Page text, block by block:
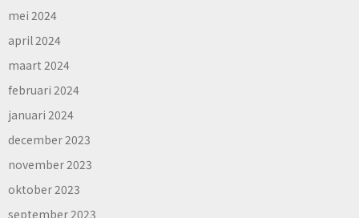
mei 2024
april 2024
maart 2024
februari 2024
januari 2024
december 2023
november 2023
oktober 2023
september 2023